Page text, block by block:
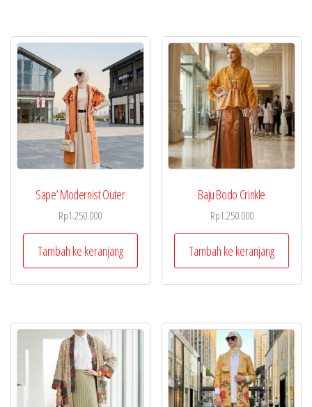
Sape’ Modernist Outer
Rp1.250.000
Tambah ke keranjang
Baju Bodo Crinkle
Rp1.250.000
Tambah ke keranjang